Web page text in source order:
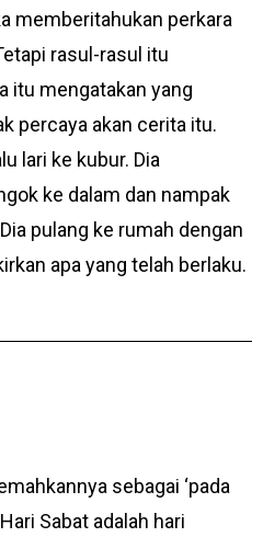
memberitahukan perkara
rasul-rasul itu
itu mengatakan yang
percaya akan cerita itu.
lari ke kubur. Dia
ke dalam dan nampak
pulang ke rumah dengan
apa yang telah berlaku.
sebagai ‘pada
Sabat adalah hari